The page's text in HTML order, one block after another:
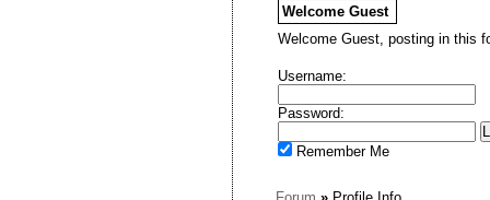
Welcome Guest
Welcome Guest, posting in this
Username:
Password:
Remember Me